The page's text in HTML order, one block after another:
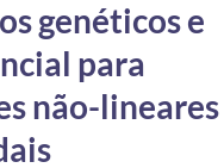
genéticos e
para
não-lineares